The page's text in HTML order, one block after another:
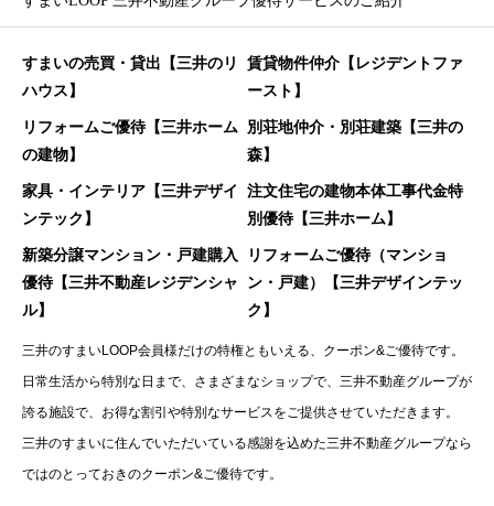
すまいの売買・貸出【三井のリ
ハウス】
賃貸物件仲介【レジデントファ
ースト】
リフォームご優待【三井ホーム
の建物】
別荘地仲介・別荘建築【三井の
森】
家具・インテリア【三井デザイ
ンテック】
注文住宅の建物本体工事代金特
別優待【三井ホーム】
新築分譲マンション・戸建購入
優待【三井不動産レジデンシャ
ル】
リフォームご優待（マンショ
ン・戸建）【三井デザインテッ
ク】
三井のすまいLOOP会員様だけの特権ともいえる、クーポン&ご優待です。
日常生活から特別な日まで、さまざまなショップで、三井不動産グループが
誇る施設で、お得な割引や特別なサービスをご提供させていただきます。
三井のすまいに住んでいただいている感謝を込めた三井不動産グループなら
ではのとっておきのクーポン&ご優待です。